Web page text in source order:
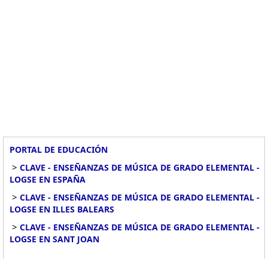
PORTAL DE EDUCACIÓN
> CLAVE - ENSEÑANZAS DE MÚSICA DE GRADO ELEMENTAL -
LOGSE EN ESPAÑA
> CLAVE - ENSEÑANZAS DE MÚSICA DE GRADO ELEMENTAL -
LOGSE EN ILLES BALEARS
> CLAVE - ENSEÑANZAS DE MÚSICA DE GRADO ELEMENTAL -
LOGSE EN SANT JOAN